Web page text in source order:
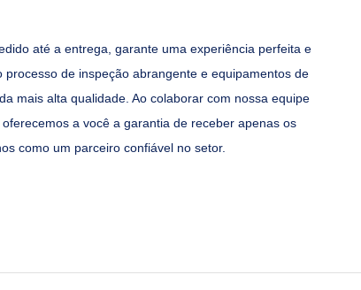
até a entrega, garante uma experiência perfeita e
de inspeção abrangente e equipamentos de
mais alta qualidade. Ao colaborar com nossa equipe
a você a garantia de receber apenas os
como um parceiro confiável no setor.